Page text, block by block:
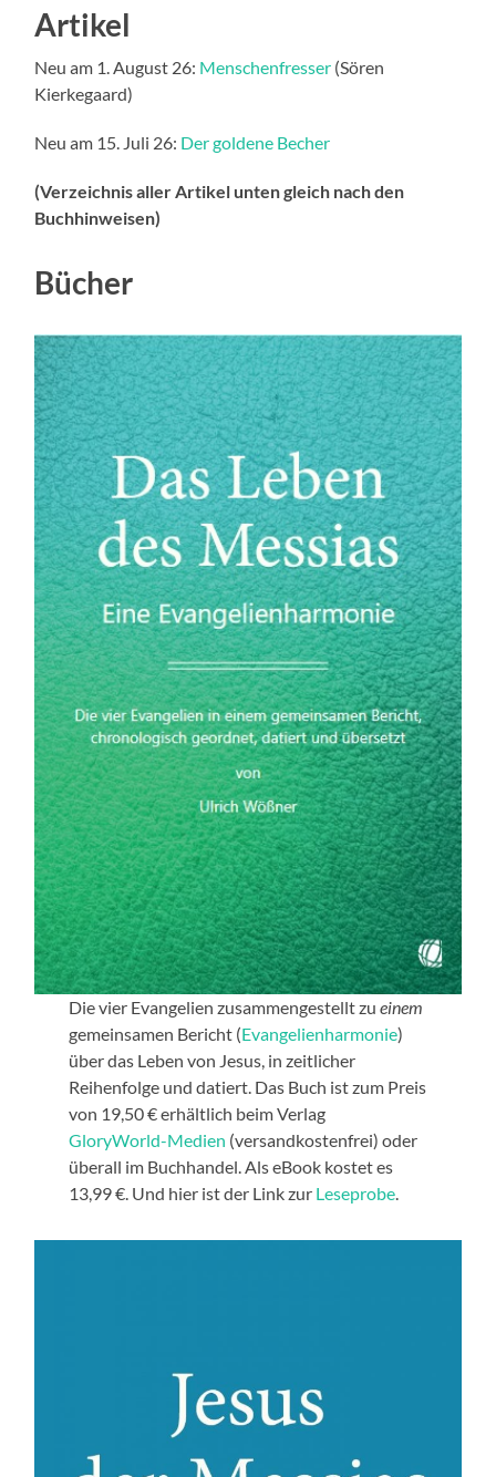
Artikel
Neu am 1. August 26: Menschenfresser (Sören
Kierkegaard)
Neu am 15. Juli 26: Der goldene Becher
(Verzeichnis aller Artikel unten gleich nach den
Buchhinweisen)
Bücher
Die vier Evangelien zusammengestellt zueinem
gemeinsamen Bericht (Evangelienharmonie)
über das Leben von Jesus, in zeitlicher
Reihenfolge und datiert. Das Buch ist zum Preis
von 19,50 € erhältlich beim Verlag
GloryWorld-Medien (versandkostenfrei) oder
überall im Buchhandel. Als eBook kostet es
13,99 €. Und hier ist der Link zur Leseprobe.